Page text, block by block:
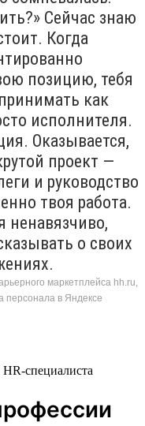
Сейчас знаю
Когда
позицию, тебя
как
исполнителя.
Оказывается,
проект —
и руководство
твоя работа.
ненавязчиво,
о своих
маркетплейса hh.ru,
персонала в Яндексе